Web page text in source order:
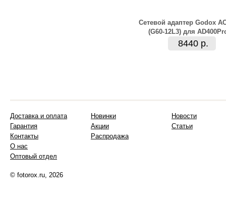
Сетевой адаптер Godox
(G60-12L3) для
8440 р.
Доставка и оплата
Гарантия
Контакты
О нас
Оптовый отдел
Новинки
Акции
Распродажа
Новости
Статьи
© fotorox.ru, 2026